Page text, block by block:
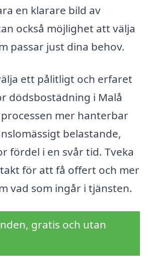
en klarare bild av
också möjlighet att välja
passar just dina behov.
ett pålitligt och erfaret
dödsbostädning i Malå
mer hanterbar
belastande,
fördel i en svår tid. Tveka
för att få offert och mer
vad som ingår i tjänsten.
gratis och utan